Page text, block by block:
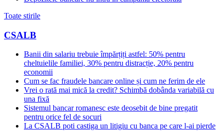
Toate stirile
CSALB
Banii din salariu trebuie împărțiți astfel: 50% pentru
cheltuielile familiei, 30% pentru distracție, 20% pentru
economii
Cum se fac fraudele bancare online și cum ne ferim de ele
Vrei o rată mai mică la credit? Schimbă dobânda variabilă cu
una fixă
Sistemul bancar romanesc este deosebit de bine pregatit
pentru orice fel de socuri
La CSALB poti castiga un litigiu cu banca pe care l-ai pierde